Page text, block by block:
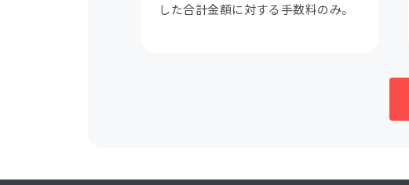
した合計金額に対する手数料のみ。